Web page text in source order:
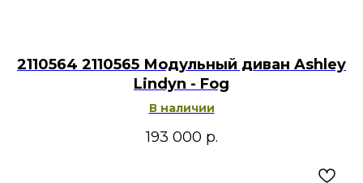
2110564 2110565 Модульный диван Ashley
Lindyn - Fog
В наличии
193 000 р.